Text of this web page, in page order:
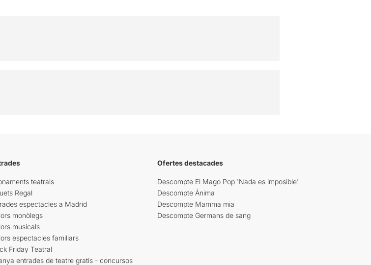
teatrals
Regal
espectacles a Madrid
monòlegs
musicals
espectacles familiars
Friday Teatral
entrades de teatre gratis - concursos
Ofertes destacades
Descompte El Mago Pop 'Nada es imposible'
Descompte Ànima
Descompte Mamma mia
Descompte Germans de sang